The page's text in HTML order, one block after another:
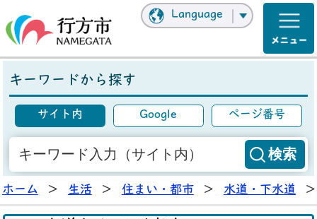
Language
キーワードから探す
サイト内 Google ページ番号
ホーム > 生活 > 住まい・都市 > 水道・下水道 >